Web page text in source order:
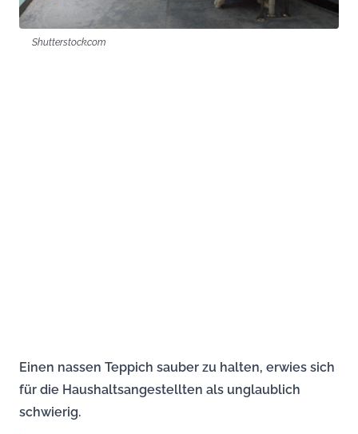
Shutterstock.com
Einen nassen Teppich sauber zu halten, erwies sich
für die Haushaltsangestellten als unglaublich
schwierig.